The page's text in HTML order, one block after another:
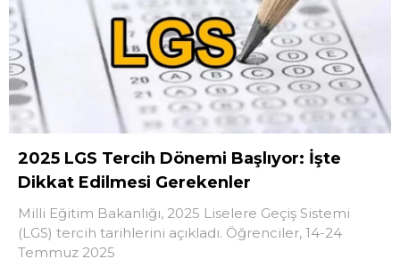
2025 LGS Tercih Dönemi Başlıyor: İşte
Dikkat Edilmesi Gerekenler
Milli Eğitim Bakanlığı, 2025 Liselere Geçiş Sistemi
(LGS) tercih tarihlerini açıkladı. Öğrenciler, 14-24
Temmuz 2025